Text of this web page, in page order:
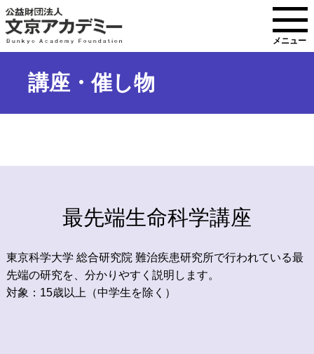
メニュー
講座・催し物
最先端生命科学講座
東京科学大学 総合研究院 難治疾患研究所で行われている最
先端の研究を、分かりやすく説明します。
対象：15歳以上（中学生を除く）